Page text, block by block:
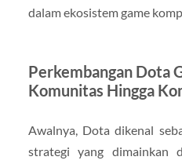
dalam ekosistem game
Perkembangan Dota
Komunitas Hingga
Awalnya, Dota dikenal
strategi yang dimainkan